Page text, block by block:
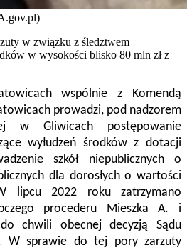
w związku z śledztwem
w wysokości blisko 80 mln zł z
wspólnie z Komendą
prowadzi, pod nadzorem
w Gliwicach postępowanie
wyłudzeń środków z dotacji
szkół niepublicznych o
dla dorosłych o wartości
lipcu 2022 roku zatrzymano
procederu Mieszka A. i
chwili obecnej decyzją Sądu
W sprawie do tej pory zarzuty